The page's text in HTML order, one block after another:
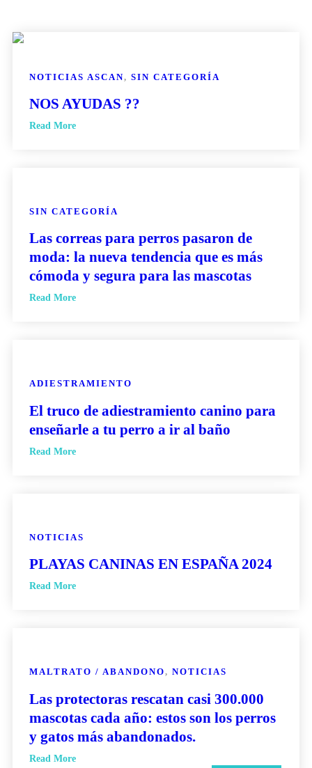
NOTICIAS ASCAN, SIN CATEGORÍA
NOS AYUDAS ??
Read More
SIN CATEGORÍA
Las correas para perros pasaron de
moda: la nueva tendencia que es más
cómoda y segura para las mascotas
Read More
ADIESTRAMIENTO
El truco de adiestramiento canino para
enseñarle a tu perro a ir al baño
Read More
NOTICIAS
PLAYAS CANINAS EN ESPAÑA 2024
Read More
MALTRATO / ABANDONO, NOTICIAS
Las protectoras rescatan casi 300.000
mascotas cada año: estos son los perros
y gatos más abandonados.
Read More